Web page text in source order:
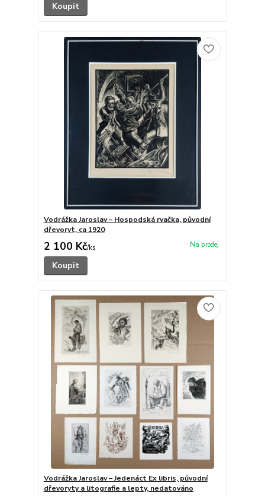
Koupit
Vodrážka Jaroslav – Hospodská rvačka, původní
dřevoryt, ca 1920
2 100 Kč/ks
Koupit
Vodrážka Jaroslav – Jedenáct Ex libris, původní
dřevoryty a litografie a lepty, nedatováno